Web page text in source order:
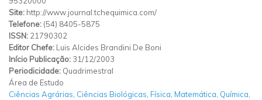
Site: http://www.journal.tchequimica.com/
Telefone: (54) 8405-5875
ISSN: 21790302
Editor Chefe: Luis Alcides Brandini De Boni
Início Publicação: 31/12/2003
Periodicidade: Quadrimestral
Área de Estudo
Ciências Agrárias Ciências Biológicas Física Matemática Química